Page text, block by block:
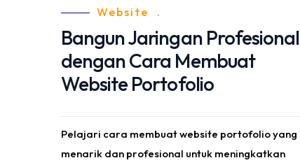
Website .
Bangun Jaringan Profesional
dengan Cara Membuat
Website Portofolio
Pelajari cara membuat website portofolio yang
menarik dan profesional untuk meningkatkan